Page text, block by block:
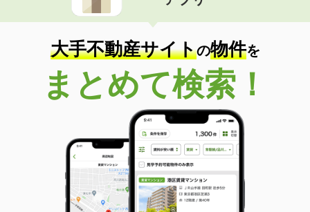
住 所
沖縄県島尻郡南風原町字照屋
専有面積 22.5m²
間取り
ワンルーム
沖縄県那覇市安謝２丁目
価 格
11.70万円
沖縄県那覇市安謝２丁目
35.88m²
間取り
1LDK
沖縄県那覇市安謝２丁目
価 格
11.50万円
大手不動産サイトの物件を
まとめて検索！